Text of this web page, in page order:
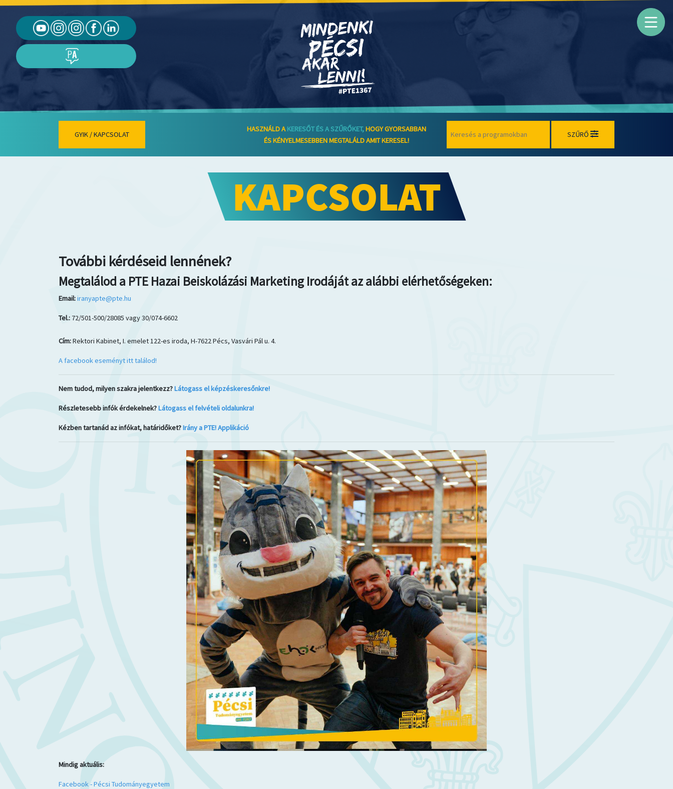
GYIK / KAPCSOLAT
HASZNÁLD A KERESŐT ÉS A SZŰRŐKET,HOGY GYORSABBAN
ÉS KÉNYELMESEBBEN MEGTALÁLD AMIT KERESEL!
SZŰRŐ
KAPCSOLAT
További kérdéseid lennének?
Megtalálod a PTE Hazai Beiskolázási Marketing Irodáját az alábbi elérhetőségeken:
Email:iranyapte@pte.hu
Tel.: 72/501-500/28085 vagy 30/074-6602
Cím:Rektori Kabinet, I. emelet 122-es iroda, H-7622 Pécs, Vasvári Pál u. 4.
A facebook eseményt itt találod!
Nem tudod, milyen szakra jelentkezz?Látogass el képzéskeresőnkre!
Részletesebb infók érdekelnek?Látogass el felvételi oldalunkra!
Kézben tartanád az infókat, határidőket?Irány a PTE! Applikáció
Mindig aktuális:
Facebook - Pécsi Tudományegyetem